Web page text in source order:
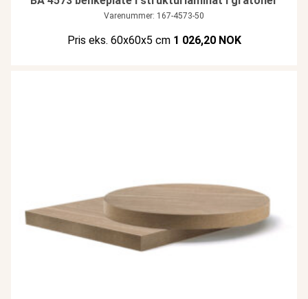
Varenummer: 167-4573-50
Pris eks. 60x60x5 cm 1 026,20 NOK